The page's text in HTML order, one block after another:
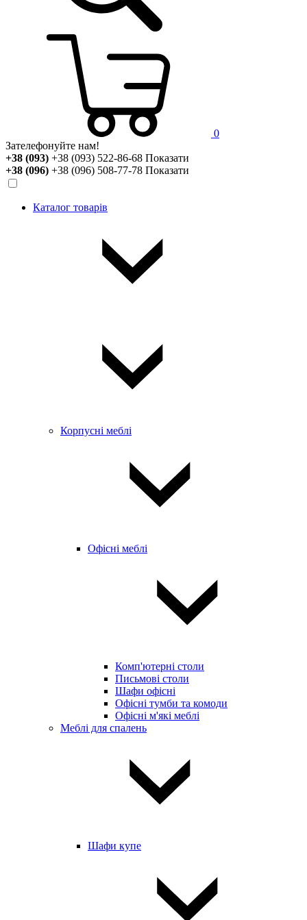
0
Зателефонуйте нам!
+38 (093) +38 (093) 522-86-68 Показати
+38 (096) +38 (096) 508-77-78 Показати
Каталог товарів
Корпусні меблі
Офісні меблі
Комп'ютерні столи
Письмові столи
Шафи офісні
Офісні тумби та комоди
Офісні м'які меблі
Меблі для спалень
Шафи купе